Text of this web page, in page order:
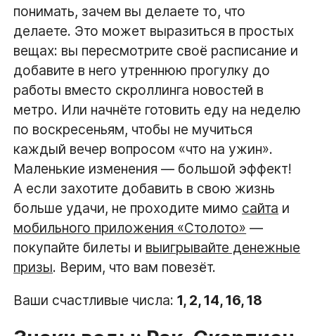
понимать, зачем вы делаете то, что
делаете. Это может выразиться в простых
вещах: вы пересмотрите своё расписание и
добавите в него утреннюю прогулку до
работы вместо скроллинга новостей в
метро. Или начнёте готовить еду на неделю
по воскресеньям, чтобы не мучиться
каждый вечер вопросом «что на ужин».
Маленькие изменения — большой эффект!
А если захотите добавить в свою жизнь
больше удачи, не проходите мимо сайта и
мобильного приложения «Столото» —
покупайте билеты и выигрывайте денежные
призы. Верим, что вам повезёт.
Ваши счастливые числа:1, 2, 14, 16, 18